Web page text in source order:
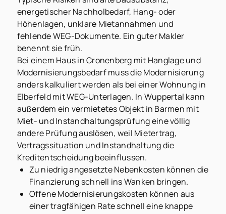
energetischer Nachholbedarf, Hang- oder
Höhenlagen, unklare Mietannahmen und
fehlende WEG-Dokumente. Ein guter Makler
benennt sie früh.
Bei einem Haus in Cronenberg mit Hanglage und
Modernisierungsbedarf muss die Modernisierung
anders kalkuliert werden als bei einer Wohnung in
Elberfeld mit WEG-Unterlagen. In Wuppertal kann
außerdem ein vermietetes Objekt in Barmen mit
Miet- und Instandhaltungsprüfung eine völlig
andere Prüfung auslösen, weil Mietertrag,
Vertragssituation und Instandhaltung die
Kreditentscheidung beeinflussen.
Zu niedrig angesetzte Nebenkosten können die
Finanzierung schnell ins Wanken bringen.
Offene Modernisierungskosten können aus
einer tragfähigen Rate schnell eine knappe